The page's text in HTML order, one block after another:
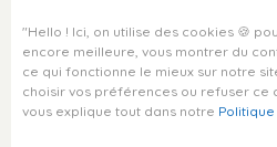
"Hello ! Ici, on utilise des cookies 🍪
encore meilleure, vous montrer du
ce qui fonctionne le mieux sur notre
choisir vos préférences ou refuser ce
vous explique tout dans notre
Que vous soyez un visiteur
un voyageur chevronné en
expériences, l’île de la
Caraïbes qui offre un riche
VOYAGE CLÉ EN MAIN
VOYAGE HORS DES SENTIERS
BATTUS
SÉJOUR SUR MESURE